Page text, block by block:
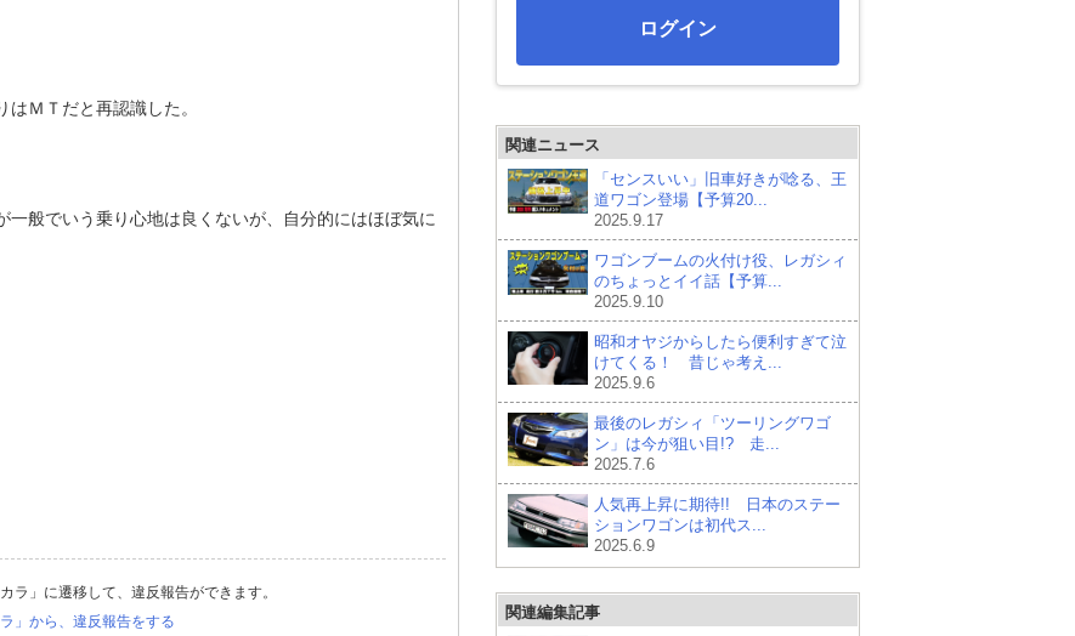
ＭＴだと再認識した。
般でいう乗り心地は良くないが、自分的にはほぼ気に
ラ」に遷移して、違反報告ができます。
ラ」から、違反報告をする
ログイン
関連ニュース
「センスいい」旧車好きが唸る、王
道ワゴン登場【予算20...
2025.9.17
ワゴンブームの火付け役、レガシィ
のちょっとイイ話【予算...
2025.9.10
昭和オヤジからしたら便利すぎて泣
けてくる！ 昔じゃ考え...
2025.9.6
最後のレガシィ「ツーリングワゴ
ン」は今が狙い目!? 走...
2025.7.6
人気再上昇に期待!! 日本のステー
ションワゴンは初代ス...
2025.6.9
関連編集記事